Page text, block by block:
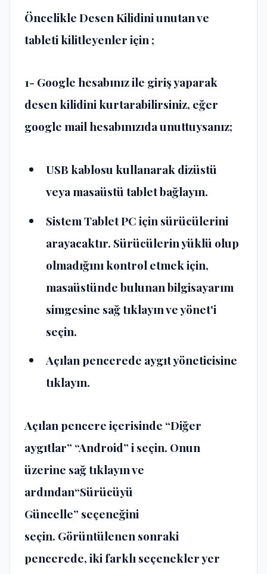
Öncelikle Desen Kilidini unutan ve
tableti kilitleyenler için ;
1- Google hesabınız ile giriş yaparak
desen kilidini kurtarabilirsiniz, eğer
google mail hesabınızıda unuttuysanız;
USB kablosu kullanarak dizüstü
veya masaüstü tablet bağlayın.
Sistem Tablet PC için sürücülerini
arayacaktır. Sürücülerin yüklü olup
olmadığını kontrol etmek için,
masaüstünde bulunan bilgisayarım
simgesine sağ tıklayın ve yönet'i
seçin.
Açılan pencerede aygıt yöneticisine
tıklayın.
Açılan pencere içerisinde “Diğer
aygıtlar” “Android”i seçin. Onun
üzerine sağ tıklayın ve
ardından“Sürücüyü
Güncelle” seçeneğini
seçin. Görüntülenen sonraki
pencerede, iki farklı seçenekler yer